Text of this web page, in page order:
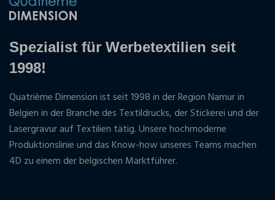
Spezialist für Werbetextilien seit
1998!
Quatrième Dimension ist seit 1998 in der Region Namur in
Belgien in der Branche des Textildrucks, der Stickerei und der
Lasergravur auf Textilien tätig. Unsere hochmoderne
Produktionslinie und das Know-how unseres Teams machen
4D zu einem der belgischen Marktführer.